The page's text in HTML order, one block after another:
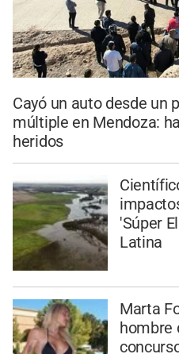
Cayó un auto desde un
múltiple en Mendoza:
heridos
'Súper
Latina
Marta
hombre